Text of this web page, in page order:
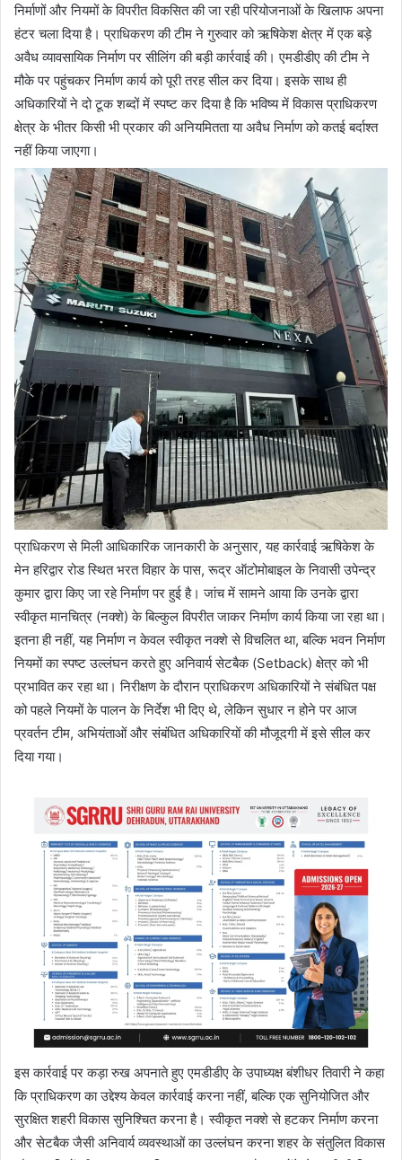
निर्माणों और नियमों के विपरीत विकसित की जा रही परियोजनाओं के खिलाफ अपना
हंटर चला दिया है। प्राधिकरण की टीम ने गुरुवार को ऋषिकेश क्षेत्र में एक बड़े
अवैध व्यावसायिक निर्माण पर सीलिंग की बड़ी कार्रवाई की। एमडीडीए की टीम ने
मौके पर पहुंचकर निर्माण कार्य को पूरी तरह सील कर दिया। इसके साथ ही
अधिकारियों ने दो टूक शब्दों में स्पष्ट कर दिया है कि भविष्य में विकास प्राधिकरण
क्षेत्र के भीतर किसी भी प्रकार की अनियमितता या अवैध निर्माण को कतई बर्दाश्त
नहीं किया जाएगा।
प्राधिकरण से मिली आधिकारिक जानकारी के अनुसार, यह कार्रवाई ऋषिकेश के
मेन हरिद्वार रोड स्थित भरत विहार के पास, रूद्र ऑटोमोबाइल के निवासी उपेन्द्र
कुमार द्वारा किए जा रहे निर्माण पर हुई है। जांच में सामने आया कि उनके द्वारा
स्वीकृत मानचित्र (नक्शे) के बिल्कुल विपरीत जाकर निर्माण कार्य किया जा रहा था।
इतना ही नहीं, यह निर्माण न केवल स्वीकृत नक्शे से विचलित था, बल्कि भवन निर्माण
नियमों का स्पष्ट उल्लंघन करते हुए अनिवार्य सेटबैक (Setback) क्षेत्र को भी
प्रभावित कर रहा था। निरीक्षण के दौरान प्राधिकरण अधिकारियों ने संबंधित पक्ष
को पहले नियमों के पालन के निर्देश भी दिए थे, लेकिन सुधार न होने पर आज
प्रवर्तन टीम, अभियंताओं और संबंधित अधिकारियों की मौजूदगी में इसे सील कर
दिया गया।
इस कार्रवाई पर कड़ा रुख अपनाते हुए एमडीडीए के उपाध्यक्ष बंशीधर तिवारी ने कहा
कि प्राधिकरण का उद्देश्य केवल कार्रवाई करना नहीं, बल्कि एक सुनियोजित और
सुरक्षित शहरी विकास सुनिश्चित करना है। स्वीकृत नक्शे से हटकर निर्माण करना
और सेटबैक जैसी अनिवार्य व्यवस्थाओं का उल्लंघन करना शहर के संतुलित विकास